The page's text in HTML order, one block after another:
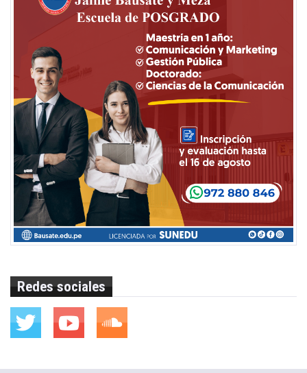
Redes sociales